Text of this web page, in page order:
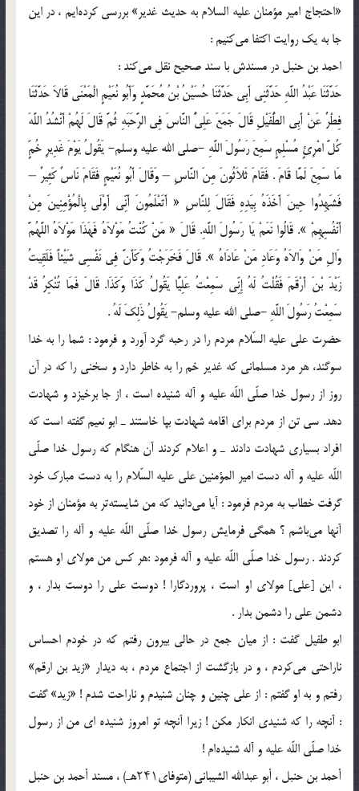
«احتجاج امیر مؤمنان علیه السلام به حدیث غدیر» بررسی کرده‌ایم ، در این
جا به یک روایت اکتفا می‌کنیم :
احمد بن حنبل در مسندش با سند صحیح نقل می‌کند :
حَدَّثَنَا عَبْدُ اللَّهِ حَدَّثَنِى أَبِى حَدَّثَنَا حُسَیْنُ بْنُ مُحَمَّدٍ وَأَبُو نُعَیْمٍ الْمَعْنَى قَالاَ حَدَّثَنَا
فِطْرٌ عَنْ أَبِى الطُّفَیْلِ قَالَ جَمَعَ عَلِىٌّ النَّاسَ فِى الرَّحَبَهِ ثُمَّ قَالَ لَهُمْ أَنْشُدُ اللَّهَ
کُلَّ امْرِئٍ مُسْلِمٍ سَمِعَ رَسُولَ اللَّهِ -صلى الله علیه وسلم- یَقُولُ یَوْمَ غَدِیرِ خُمٍّ
مَا سَمِعَ لَمَّا قَامَ . فَقَامَ ثَلاَثُونَ مِنَ النَّاسِ – وَقَالَ أَبُو نُعَیْمٍ فَقَامَ نَاسٌ کَثِیرٌ –
فَشَهِدُوا حِینَ أَخَذَهُ بِیَدِهِ فَقَالَ لِلنَّاسِ « أَتَعْلَمُونَ أَنِّى أَوْلَى بِالْمُؤْمِنِینَ مِنْ
أَنْفُسِهِمْ ». قَالُوا نَعَمْ یَا رَسُولَ اللَّهِ. قَالَ « مَنْ کُنْتُ مَوْلاَهُ فَهَذَا مَوْلاَهُ اللَّهُمَّ
وَالِ مَنْ وَالاَهُ وَعَادِ مَنْ عَادَاهُ ». قَالَ فَخَرَجْتُ وَکَأَنَّ فِى نَفْسِى شَیْئاً فَلَقِیتُ
زَیْدَ بْنَ أَرْقَمَ فَقُلْتُ لَهُ إِنِّى سَمِعْتُ عَلِیًّا یَقُولُ کَذَا وَکَذَا. قَالَ فَمَا تُنْکِرُ قَدْ
سَمِعْتُ رَسُولَ اللَّهِ -صلى الله علیه وسلم- یَقُولُ ذَلِکَ لَهُ .
حضرت على علیه السّلام مردم را در رحبه گرد آورد و فرمود : شما را به خدا
سوگند، هر مرد مسلمانى که غدیر خم را به خاطر دارد و سخنى را که در آن
روز از رسول خدا صلّى اللّه علیه و آله شنیده است ، از جا برخیزد و شهادت
دهد. سى تن از مردم براى اقامه شهادت بپا خاستند ـ ابو نعیم گفته است که
افراد بسیارى‌ شهادت دادند ـ و اعلام کردند آن هنگام که رسول خدا صلّى
اللّه علیه و آله دست امیر المؤمنین على علیه السّلام را به دست مبارک خود
گرفت خطاب به مردم فرمود : آیا می‌دانید که من شایسته‌تر به مؤمنان از خود
آنها مى‌باشم ؟ همگى فرمایش رسول خدا صلّى اللّه علیه و آله را تصدیق
کردند . رسول خدا صلّى اللّه علیه و آله فرمود :هر کس من مولای او هستم
،‌ این [علی] مولای او است ، پروردگارا ! دوست على را دوست بدار ، و
دشمن على را دشمن بدار .
ابو طفیل گفت : از میان جمع در حالى بیرون رفتم که در خودم احساس
ناراحتى مى‌کردم ، و در بازگشت از اجتماع مردم ، به دیدار «زید بن ارقم»
رفتم و به او گفتم : از على چنین و چنان شنیدم و ناراحت شدم ! «زید» گفت
: آنچه را که شنیدى انکار مکن ! زیرا آنچه تو امروز شنیده ای من از رسول
خدا صلّى اللّه علیه و آله شنیده‌ام !
أحمد بن حنبل ، أبو عبدالله الشیبانی (متوفای۲۴۱هـ) ، مسند أحمد بن حنبل